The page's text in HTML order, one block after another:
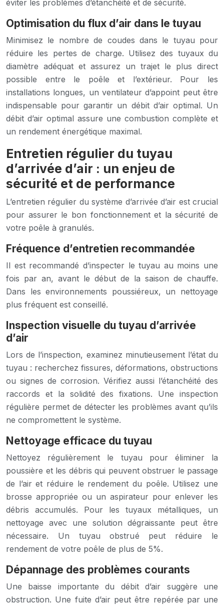
éviter les problèmes d’étanchéité et de sécurité.
Optimisation du flux d’air dans le tuyau
Minimisez le nombre de coudes dans le tuyau pour
réduire les pertes de charge. Utilisez des tuyaux du
diamètre adéquat et assurez un trajet le plus direct
possible entre le poêle et l’extérieur. Pour les
installations longues, un ventilateur d’appoint peut être
indispensable pour garantir un débit d’air optimal. Un
débit d’air optimal assure une combustion complète et
un rendement énergétique maximal.
Entretien régulier du tuyau
d’arrivée d’air : un enjeu de
sécurité et de performance
L’entretien régulier du système d’arrivée d’air est crucial
pour assurer le bon fonctionnement et la sécurité de
votre poêle à granulés.
Fréquence d’entretien recommandée
Il est recommandé d’inspecter le tuyau au moins une
fois par an, avant le début de la saison de chauffe.
Dans les environnements poussiéreux, un nettoyage
plus fréquent est conseillé.
Inspection visuelle du tuyau d’arrivée
d’air
Lors de l’inspection, examinez minutieusement l’état du
tuyau : recherchez fissures, déformations, obstructions
ou signes de corrosion. Vérifiez aussi l’étanchéité des
raccords et la solidité des fixations. Une inspection
régulière permet de détecter les problèmes avant qu’ils
ne compromettent le système.
Nettoyage efficace du tuyau
Nettoyez régulièrement le tuyau pour éliminer la
poussière et les débris qui peuvent obstruer le passage
de l’air et réduire le rendement du poêle. Utilisez une
brosse appropriée ou un aspirateur pour enlever les
débris accumulés. Pour les tuyaux métalliques, un
nettoyage avec une solution dégraissante peut être
nécessaire. Un tuyau obstrué peut réduire le
rendement de votre poêle de plus de 5%.
Dépannage des problèmes courants
Une baisse importante du débit d’air suggère une
obstruction. Une fuite d’air peut être repérée par une